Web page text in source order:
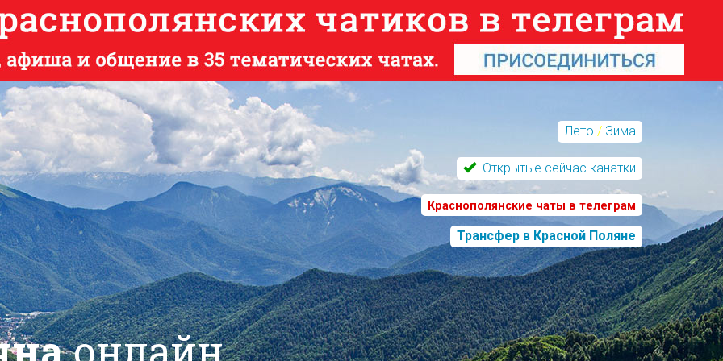
Лето / Зима
Открытые сейчас канатки
Краснополянские чаты в телеграм
Трансфер в Красной Поляне